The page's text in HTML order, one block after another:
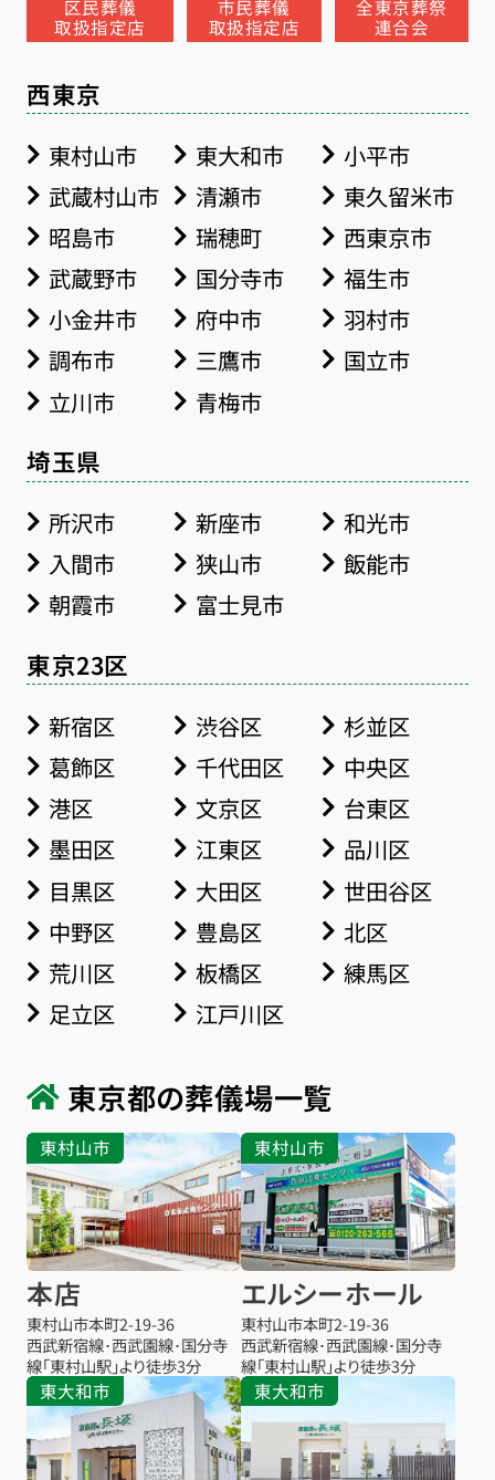
区民葬儀
取扱指定店
市民葬儀
取扱指定店
全東京葬祭
連合会
西東京
東村山市 東大和市
小平市
武蔵村山市
清瀬市
東久留米市
昭島市
瑞穂町
西東京市
武蔵野市
国分寺市
福生市
小金井市
府中市
羽村市
調布市
三鷹市
国立市
立川市
青梅市
埼玉県
所沢市 新座市
和光市
入間市
狭山市
飯能市
朝霞市
富士見市
東京23区
新宿区 渋谷区
杉並区
葛飾区
千代田区
中央区
港区
文京区
台東区
墨田区
江東区
品川区
目黒区
大田区
世田谷区
中野区
豊島区
北区
荒川区
板橋区
練馬区
足立区
江戸川区
東京都の葬儀場一覧
東村山市
本店
東村山市本町2-19-36
西武新宿線･西武園線･国分寺
線「東村山駅」より徒歩3分
東村山市
エルシーホール
東村山市本町2-19-36
西武新宿線･西武園線･国分寺
線「東村山駅」より徒歩3分
東大和市 東大和市